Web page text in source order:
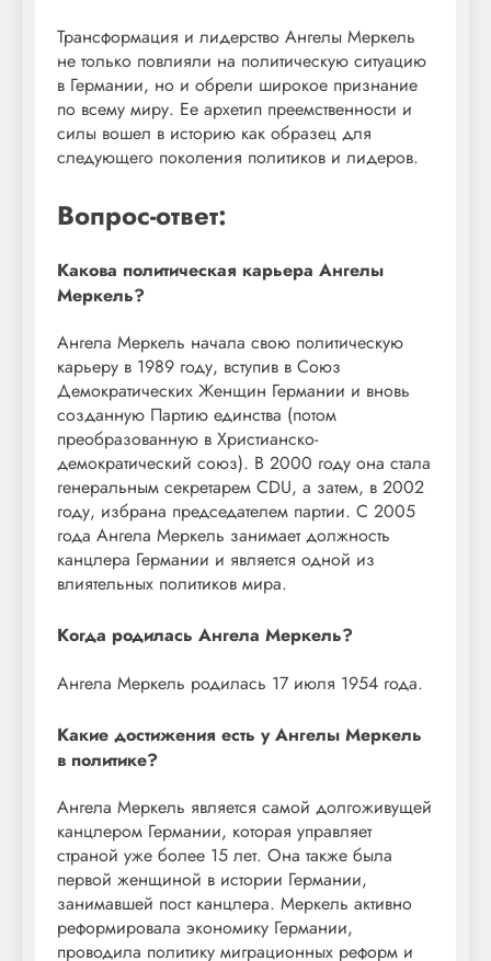
Трансформация и лидерство Ангелы Меркель
не только повлияли на политическую ситуацию
в Германии, но и обрели широкое признание
по всему миру. Ее архетип преемственности и
силы вошел в историю как образец для
следующего поколения политиков и лидеров.
Вопрос-ответ:
Какова политическая карьера Ангелы
Меркель?
Ангела Меркель начала свою политическую
карьеру в 1989 году, вступив в Союз
Демократических Женщин Германии и вновь
созданную Партию единства (потом
преобразованную в Христианско-
демократический союз). В 2000 году она стала
генеральным секретарем CDU, а затем, в 2002
году, избрана председателем партии. С 2005
года Ангела Меркель занимает должность
канцлера Германии и является одной из
влиятельных политиков мира.
Когда родилась Ангела Меркель?
Ангела Меркель родилась 17 июля 1954 года.
Какие достижения есть у Ангелы Меркель
в политике?
Ангела Меркель является самой долгоживущей
канцлером Германии, которая управляет
страной уже более 15 лет. Она также была
первой женщиной в истории Германии,
занимавшей пост канцлера. Меркель активно
реформировала экономику Германии,
проводила политику миграционных реформ и